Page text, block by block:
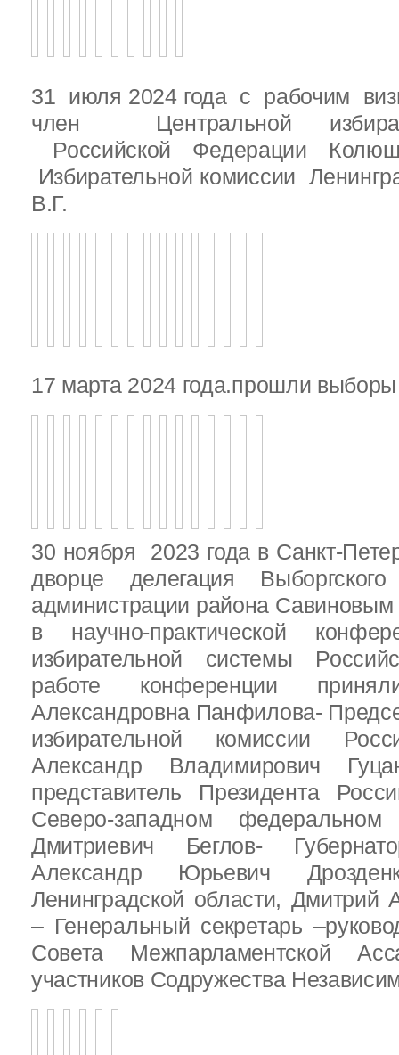
31 июля 2024 года с рабочим
член Центральной
Российской Федерации
Избирательной комиссии
В.Г.
17 марта 2024 года.прошли
30 ноября 2023 года в Санкт-
дворце делегация
администрации района Савиновым
в научно-практической
избирательной системы
работе конференции
Александровна Панфилова-
избирательной комиссии
Александр Владимирович
представитель Президента
Северо-западном федеральном
Дмитриевич Беглов-
Александр Юрьевич
Ленинградской области, Дмитрий
– Генеральный секретарь
Совета Межпарламентской
участников Содружества